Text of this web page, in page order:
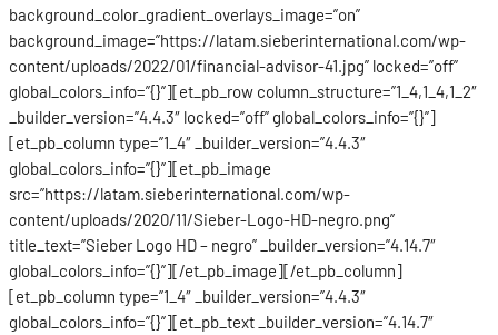
background_color_gradient_overlays_image=”on”
background_image=”https://latam.sieberinternational.com/wp-
content/uploads/2022/01/financial-advisor-41.jpg” locked=”off”
global_colors_info=”{}”][et_pb_row column_structure=”1_4,1_4,1_2″
_builder_version=”4.4.3″ locked=”off” global_colors_info=”{}”]
[et_pb_column type=”1_4″ _builder_version=”4.4.3″
global_colors_info=”{}”][et_pb_image
src=”https://latam.sieberinternational.com/wp-
content/uploads/2020/11/Sieber-Logo-HD-negro.png”
title_text=”Sieber Logo HD – negro” _builder_version=”4.14.7″
global_colors_info=”{}”][/et_pb_image][/et_pb_column]
[et_pb_column type=”1_4″ _builder_version=”4.4.3″
global_colors_info=”{}”][et_pb_text _builder_version=”4.14.7″